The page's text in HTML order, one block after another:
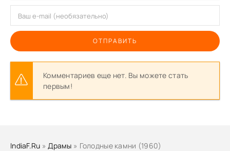
ОТПРАВИТЬ
Комментариев еще нет. Вы можете стать
первым!
IndiaF.Ru » Драмы » Голодные камни (1960)